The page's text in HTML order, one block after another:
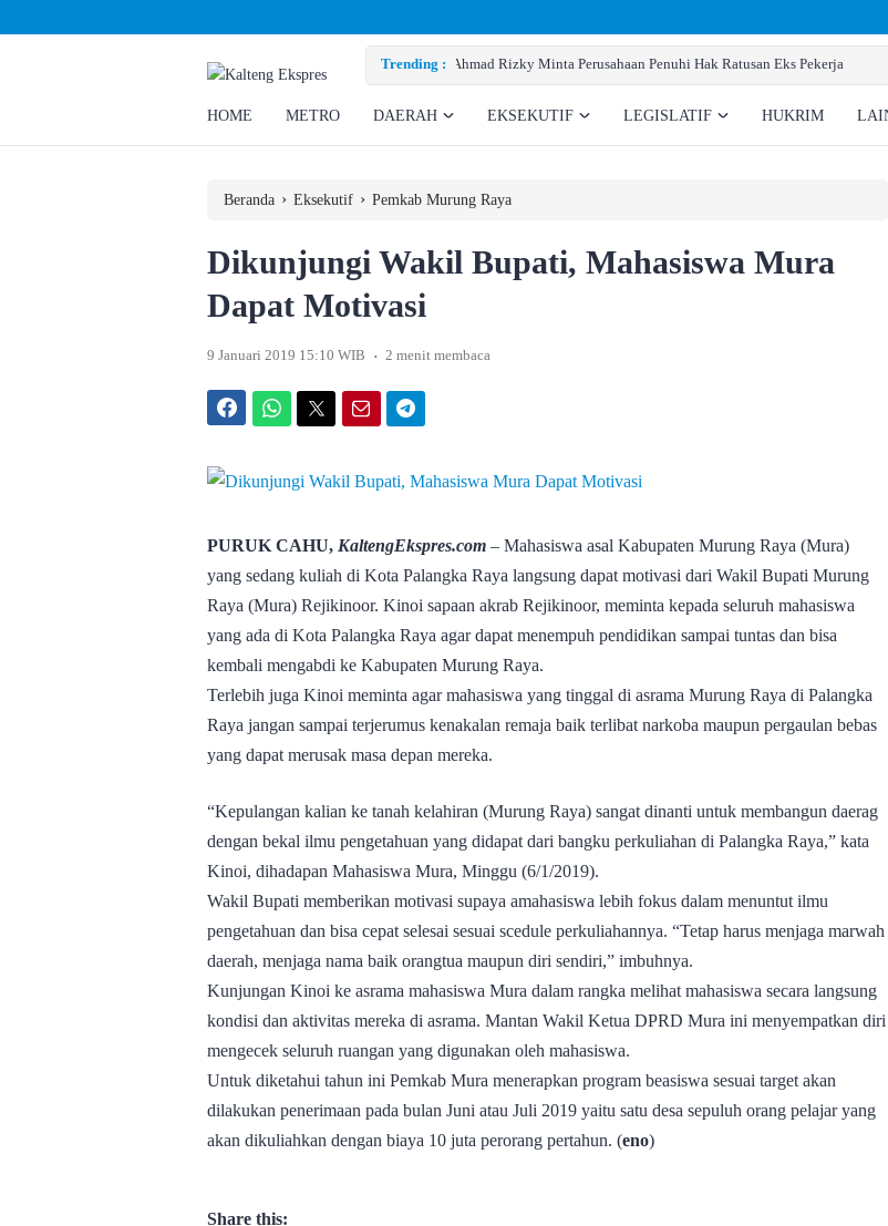
Trending :
Rizky Minta Perusahaan Penuhi Hak Ratusan Eks Pekerja Pemkab Gumas Siapkan
HOME METRO DAERAH EKSEKUTIF LEGISLATIF HUKRIM
Beranda › Eksekutif › Pemkab Murung Raya
Dikunjungi Wakil Bupati, Mahasiswa Mura
Dapat Motivasi
9 Januari 2019 15:10 WIB . 2 menit membaca
PURUK CAHU, KaltengEkspres.com – Mahasiswa asal Kabupaten Murung Raya (Mura)
yang sedang kuliah di Kota Palangka Raya langsung dapat motivasi dari Wakil Bupati Murung
Raya (Mura) Rejikinoor. Kinoi sapaan akrab Rejikinoor, meminta kepada seluruh mahasiswa
yang ada di Kota Palangka Raya agar dapat menempuh pendidikan sampai tuntas dan bisa
kembali mengabdi ke Kabupaten Murung Raya.
Terlebih juga Kinoi meminta agar mahasiswa yang tinggal di asrama Murung Raya di Palangka
Raya jangan sampai terjerumus kenakalan remaja baik terlibat narkoba maupun pergaulan bebas
yang dapat merusak masa depan mereka.
“Kepulangan kalian ke tanah kelahiran (Murung Raya) sangat dinanti untuk membangun daerag
dengan bekal ilmu pengetahuan yang didapat dari bangku perkuliahan di Palangka Raya,” kata
Kinoi, dihadapan Mahasiswa Mura, Minggu (6/1/2019).
Wakil Bupati memberikan motivasi supaya amahasiswa lebih fokus dalam menuntut ilmu
pengetahuan dan bisa cepat selesai sesuai scedule perkuliahannya. “Tetap harus menjaga marwah
daerah, menjaga nama baik orangtua maupun diri sendiri,” imbuhnya.
Kunjungan Kinoi ke asrama mahasiswa Mura dalam rangka melihat mahasiswa secara langsung
kondisi dan aktivitas mereka di asrama. Mantan Wakil Ketua DPRD Mura ini menyempatkan diri
mengecek seluruh ruangan yang digunakan oleh mahasiswa.
Untuk diketahui tahun ini Pemkab Mura menerapkan program beasiswa sesuai target akan
dilakukan penerimaan pada bulan Juni atau Juli 2019 yaitu satu desa sepuluh orang pelajar yang
akan dikuliahkan dengan biaya 10 juta perorang pertahun. (eno)
Share this: